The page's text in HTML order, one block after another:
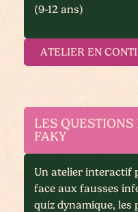
(9-12 ans)
ATELIER EN
LES
FAKY
Un atelier interactif
face aux fausses
quiz dynamique,